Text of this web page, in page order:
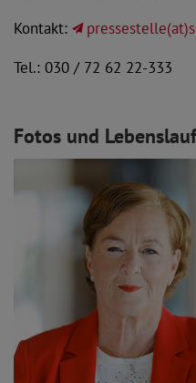
Kontakt:
Tel.: 030 / 72 62 22-333
Fotos und